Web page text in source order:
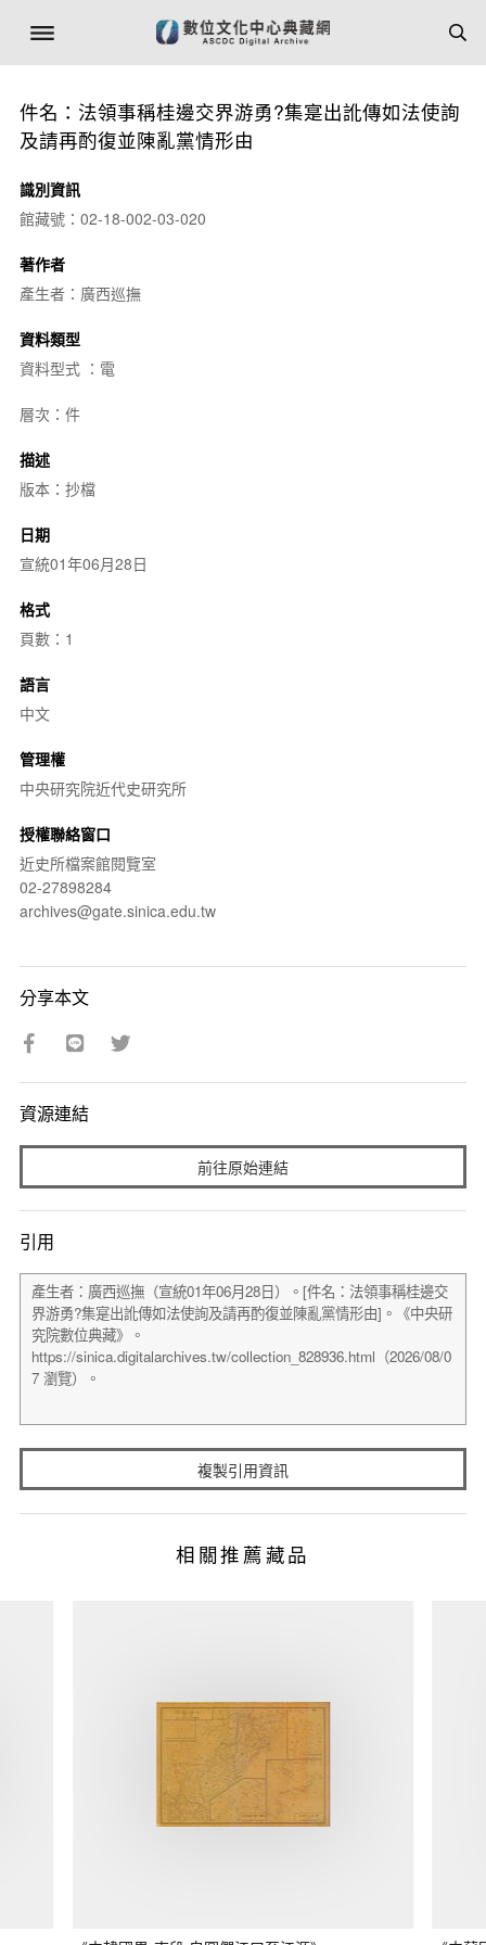
件名：法領事稱桂邊交界游勇?集寔出訛傳如法使詢
及請再酌復並陳亂黨情形由
識別資訊
館藏號：02-18-002-03-020
著作者
產生者：廣西巡撫
資料類型
資料型式 ：電
層次：件
描述
版本：抄檔
日期
宣統01年06月28日
格式
頁數：1
語言
中文
管理權
中央研究院近代史研究所
授權聯絡窗口
近史所檔案館閱覽室
02-27898284
archives@gate.sinica.edu.tw
分享本文
資源連結
前往原始連結
引用
複製引用資訊
相關推薦藏品